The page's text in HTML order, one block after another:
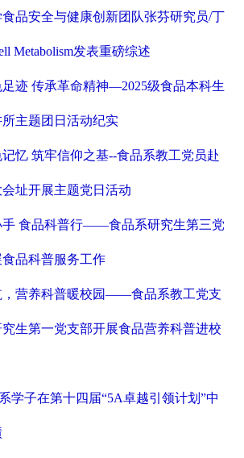
品安全与健康创新团队张芬研究员/丁
Metabolism发表重磅综述
迹 传承革命精神—2025级食品本科生
主题团日活动纪实
忆 筑牢信仰之基--食品系教工党员赴
址开展主题党日活动
手 食品科普行——食品系研究生第三党
品科普服务工作
，营养科普暖校园——食品系教工党支
生第一党支部开展食品营养科普进校
学子在第十四届“5A卓越引领计划”中